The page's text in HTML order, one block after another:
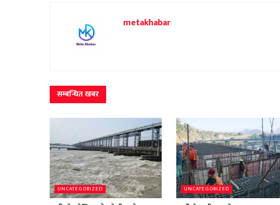
metakhabar
सम्बन्धितखबर
UNCATEGORIZED UNCATEGORIZED